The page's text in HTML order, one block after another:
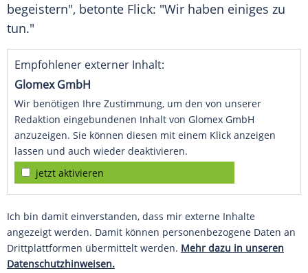
begeistern", betonte Flick: "Wir haben einiges zu
tun."
Empfohlener externer Inhalt:
Glomex GmbH
Wir benötigen Ihre Zustimmung, um den von unserer
Redaktion eingebundenen Inhalt von Glomex GmbH
anzuzeigen. Sie können diesen mit einem Klick anzeigen
lassen und auch wieder deaktivieren.
jetzt aktivieren
Ich bin damit einverstanden, dass mir externe Inhalte
angezeigt werden. Damit können personenbezogene Daten an
Drittplattformen übermittelt werden. Mehr dazu in unseren
Datenschutzhinweisen.